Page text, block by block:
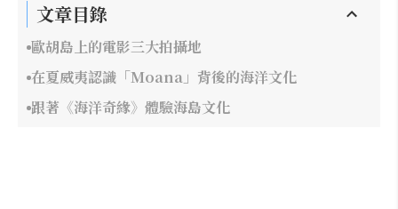
文章目錄
歐胡島上的電影三大拍攝地
在夏威夷認識「Moana」背後的海洋文化
跟著《海洋奇緣》體驗海島文化